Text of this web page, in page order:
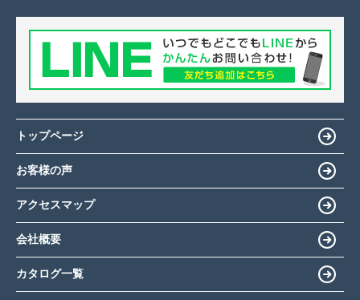
トップページ
お客様の声
アクセスマップ
会社概要
カタログ一覧